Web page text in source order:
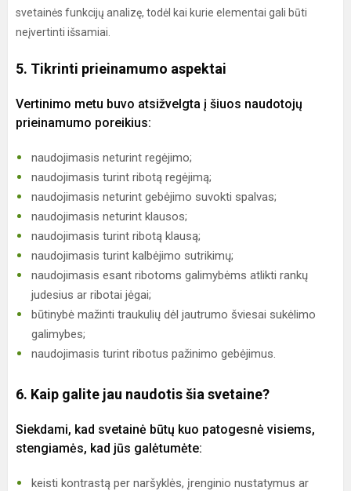
svetainės funkcijų analizę, todėl kai kurie elementai gali būti
neįvertinti išsamiai.
5. Tikrinti prieinamumo aspektai
Vertinimo metu buvo atsižvelgta į šiuos naudotojų
prieinamumo poreikius:
naudojimasis neturint regėjimo;
naudojimasis turint ribotą regėjimą;
naudojimasis neturint gebėjimo suvokti spalvas;
naudojimasis neturint klausos;
naudojimasis turint ribotą klausą;
naudojimasis turint kalbėjimo sutrikimų;
naudojimasis esant ribotoms galimybėms atlikti rankų
judesius ar ribotai jėgai;
būtinybė mažinti traukulių dėl jautrumo šviesai sukėlimo
galimybes;
naudojimasis turint ribotus pažinimo gebėjimus.
6. Kaip galite jau naudotis šia svetaine?
Siekdami, kad svetainė būtų kuo patogesnė visiems,
stengiamės, kad jūs galėtumėte:
keisti kontrastą per naršyklės, įrenginio nustatymus ar